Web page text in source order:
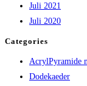
Juli 2021
Juli 2020
Categories
AcrylPyramide
Dodekaeder